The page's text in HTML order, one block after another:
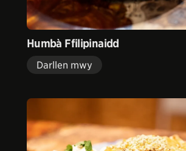
Humbà Ffilipinaidd
Darllen mwy